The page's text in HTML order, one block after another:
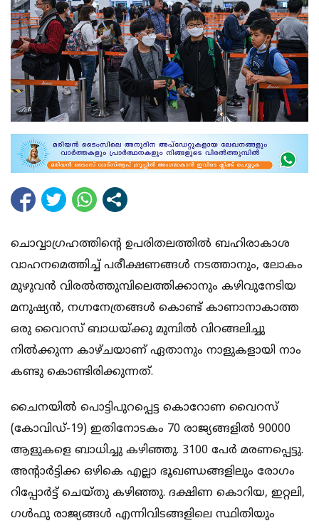
ചൊവ്വാഗ്രഹത്തിൻ്റെ ഉപരിതലത്തില്‍ ബഹിരാകാശ
വാഹനമെത്തിച്ച് പരീക്ഷണങ്ങള്‍ നടത്താനും, ലോകം
മുഴുവന്‍ വിരല്‍ത്തുമ്പിലെത്തിക്കാനും കഴിവുനേടിയ
മനുഷ്യന്‍, നഗ്നനേത്രങ്ങള്‍ കൊണ്ട് കാണാനാകാത്ത
ഒരു വൈറസ് ബാധയ്ക്കു മുമ്പില്‍ വിറങ്ങലിച്ചു
നില്‍ക്കുന്ന കാഴ്ചയാണ് ഏതാനും നാളുകളായി നാം
കണ്ടു കൊണ്ടിരിക്കുന്നത്.
ചൈനയില്‍ പൊട്ടിപുറപ്പെട്ട കൊറോണ വൈറസ്
(കോവിഡ്-19) ഇതിനോടകം 70 രാജ്യങ്ങളില്‍ 90000
ആളുകളെ ബാധിച്ചു കഴിഞ്ഞു. 3100 പേര്‍ മരണപ്പെട്ടു.
അൻ്റാർട്ടിക്ക ഒഴികെ എല്ലാ ഭൂഖണ്ഡങ്ങളിലും രോഗം
റിപ്പോര്‍ട്ട് ചെയ്തു കഴിഞ്ഞു. ദക്ഷിണ കൊറിയ, ഇറ്റലി,
ഗള്‍ഫു രാജ്യങ്ങള്‍ എന്നിവിടങ്ങളിലെ സ്ഥിതിയും